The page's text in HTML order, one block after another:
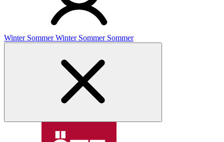
Winter Sommer Winter Sommer Sommer